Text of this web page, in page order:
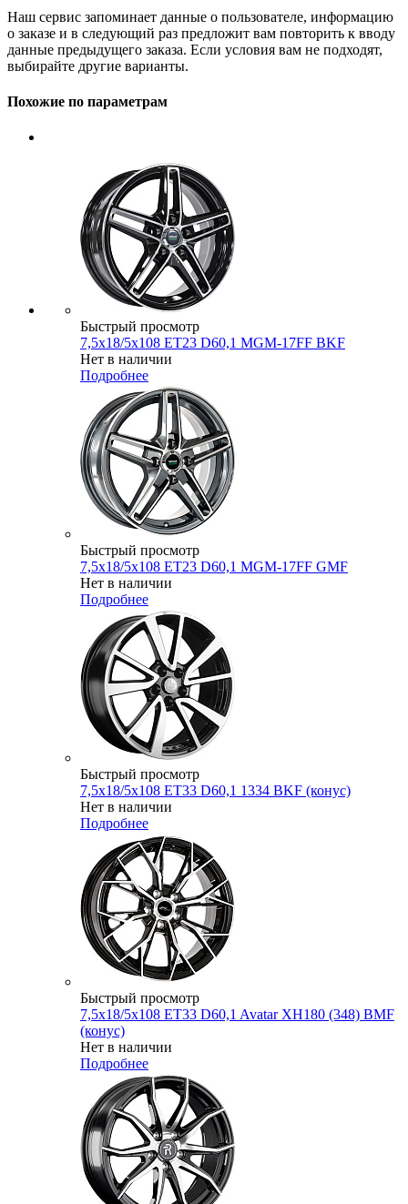
Наш сервис запоминает данные о пользователе, информацию
о заказе и в следующий раз предложит вам повторить к вводу
данные предыдущего заказа. Если условия вам не подходят,
выбирайте другие варианты.
Похожие по параметрам
Быстрый просмотр
7,5x18/5x108 ET23 D60,1 MGM-17FF BKF
Нет в наличии
Подробнее
Быстрый просмотр
7,5x18/5x108 ET23 D60,1 MGM-17FF GMF
Нет в наличии
Подробнее
Быстрый просмотр
7,5x18/5x108 ET33 D60,1 1334 BKF (конус)
Нет в наличии
Подробнее
Быстрый просмотр
7,5x18/5x108 ET33 D60,1 Avatar XH180 (348) BMF
(конус)
Нет в наличии
Подробнее